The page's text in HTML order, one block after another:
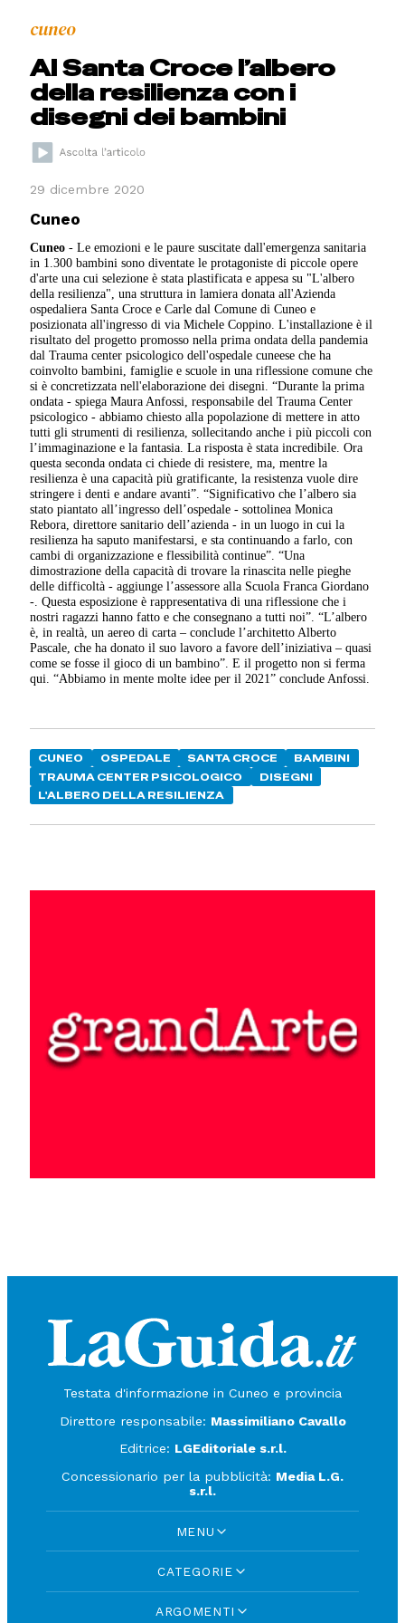
cuneo
Al Santa Croce l’albero
della resilienza con i
disegni dei bambini
29 dicembre 2020
Cuneo
Cuneo- Le emozioni e le paure suscitate dall'emergenza sanitaria
in 1.300 bambini sono diventate le protagoniste di piccole opere
d'arte una cui selezione è stata plastificata e appesa su "L'albero
della resilienza", una struttura in lamiera donata all'Azienda
ospedaliera Santa Croce e Carle dal Comune di Cuneo e
posizionata all'ingresso di via Michele Coppino. L'installazione è il
risultato del progetto promosso nella prima ondata della pandemia
dal Trauma center psicologico dell'ospedale cuneese che ha
coinvolto bambini, famiglie e scuole in una riflessione comune che
si è concretizzata nell'elaborazione dei disegni. “Durante la prima
ondata - spiega Maura Anfossi, responsabile del Trauma Center
psicologico - abbiamo chiesto alla popolazione di mettere in atto
tutti gli strumenti di resilienza, sollecitando anche i più piccoli con
l’immaginazione e la fantasia. La risposta è stata incredibile. Ora
questa seconda ondata ci chiede di resistere, ma, mentre la
resilienza è una capacità più gratificante, la resistenza vuole dire
stringere i denti e andare avanti”. “Significativo che l’albero sia
stato piantato all’ingresso dell’ospedale - sottolinea Monica
Rebora, direttore sanitario dell’azienda - in un luogo in cui la
resilienza ha saputo manifestarsi, e sta continuando a farlo, con
cambi di organizzazione e flessibilità continue”. “Una
dimostrazione della capacità di trovare la rinascita nelle pieghe
delle difficoltà - aggiunge l’assessore alla Scuola Franca Giordano
-. Questa esposizione è rappresentativa di una riflessione che i
nostri ragazzi hanno fatto e che consegnano a tutti noi”. “L’albero
è, in realtà, un aereo di carta – conclude l’architetto Alberto
Pascale, che ha donato il suo lavoro a favore dell’iniziativa – quasi
come se fosse il gioco di un bambino”. E il progetto non si ferma
qui. “Abbiamo in mente molte idee per il 2021” conclude Anfossi.
CUNEO OSPEDALE SANTA CROCE
BAMBINI
TRAUMA CENTER PSICOLOGICO
DISEGNI
L'ALBERO DELLA RESILIENZA
Testata d'informazione in Cuneo e provincia
Direttore responsabile: Massimiliano Cavallo
Editrice: LGEditoriale s.r.l.
Concessionario per la pubblicità: Media L.G.
s.r.l.
MENU
CATEGORIE
ARGOMENTI